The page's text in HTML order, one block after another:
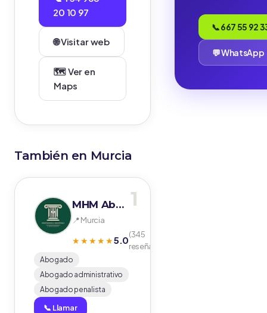
20 10 97
🌐 Visitar web
🗺️ Ver en
Maps
También en Murcia
1
MHM Abogados
📍 Murcia
★★★★★5.0(345
reseñas)
Abogado
Abogado administrativo
Abogado penalista
📞 Llamar
📞 667 55 92
💬 WhatsApp